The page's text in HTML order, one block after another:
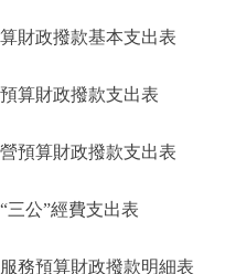
政撥款基本支出表
財政撥款支出表
算財政撥款支出表
公”經費支出表
預算財政撥款明細表